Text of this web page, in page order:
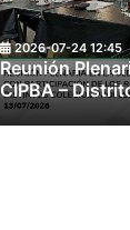
Reunión
CIPBA –
2026-07-24 12:45